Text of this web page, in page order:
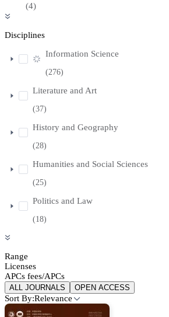
(4)
Disciplines
Information Science
(276)
Literature and Art
(37)
History and Geography
(28)
Humanities and Social Sciences
(25)
Politics and Law
(18)
Range
Licenses
APCs fees/APCs
ALL JOURNALS OPEN ACCESS
Sort By:Relevance